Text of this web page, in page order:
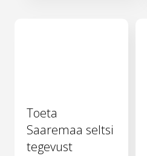
Toeta
Saaremaa seltsi
tegevust